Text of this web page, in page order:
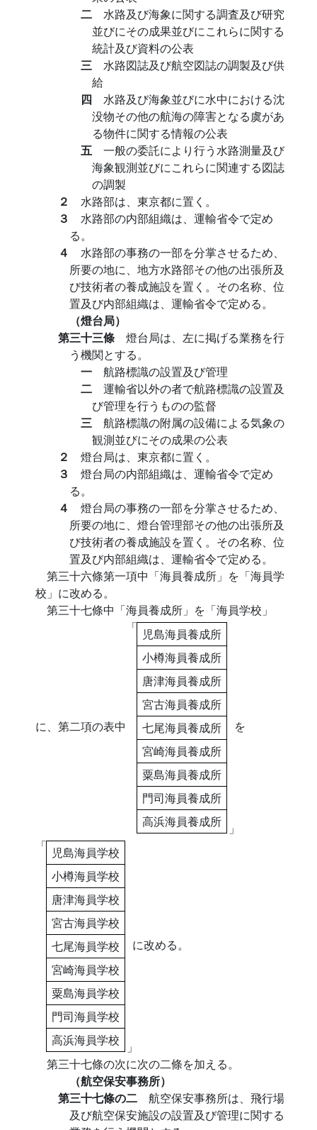
二 水路及び海象に関する調査及び研究
並びにその成果並びにこれらに関する
統計及び資料の公表
三 水路図誌及び航空図誌の調製及び供
給
四 水路及び海象並びに水中における沈
没物その他の航海の障害となる虞があ
る物件に関する情報の公表
五 一般の委託により行う水路測量及び
海象観測並びにこれらに関連する図誌
の調製
２ 水路部は、東京都に置く。
３ 水路部の内部組織は、運輸省令で定め
る。
４ 水路部の事務の一部を分掌させるため、
所要の地に、地方水路部その他の出張所及
び技術者の養成施設を置く。その名称、位
置及び内部組織は、運輸省令で定める。
（燈台局）
第三十三條 燈台局は、左に掲げる業務を行
う機関とする。
一 航路標識の設置及び管理
二 運輸省以外の者で航路標識の設置及
び管理を行うものの監督
三 航路標識の附属の設備による気象の
観測並びにその成果の公表
２ 燈台局は、東京都に置く。
３ 燈台局の内部組織は、運輸省令で定め
る。
４ 燈台局の事務の一部を分掌させるため、
所要の地に、燈台管理部その他の出張所及
び技術者の養成施設を置く。その名称、位
置及び内部組織は、運輸省令で定める。
第三十六條第一項中「海員養成所」を「海員学
校」に改める。
第三十七條中「海員養成所」を「海員学校」
に、第二項の表中
「 児島海員養成所
小樽海員養成所
唐津海員養成所
宮古海員養成所
七尾海員養成所
宮崎海員養成所
粟島海員養成所
門司海員養成所
高浜海員養成所
」
を
「 児島海員学校
小樽海員学校
唐津海員学校
宮古海員学校
七尾海員学校
宮崎海員学校
粟島海員学校
門司海員学校
高浜海員学校
」
に改める。
第三十七條の次に次の二條を加える。
（航空保安事務所）
第三十七條の二 航空保安事務所は、飛行場
及び航空保安施設の設置及び管理に関する